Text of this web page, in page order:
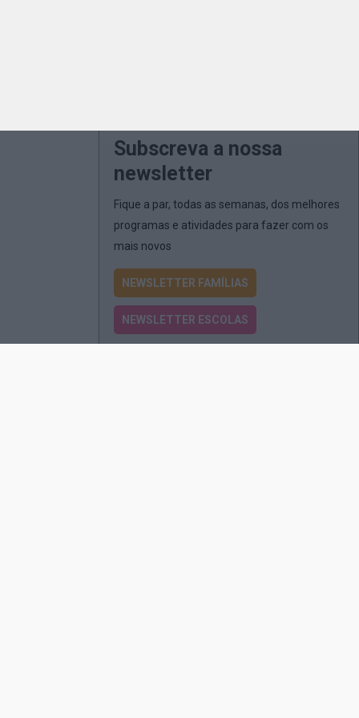
Subscreva a nossa
newsletter
Fique a par, todas as semanas, dos melhores
programas e atividades para fazer com os
mais novos
NEWSLETTER FAMÍLIAS
NEWSLETTER ESCOLAS